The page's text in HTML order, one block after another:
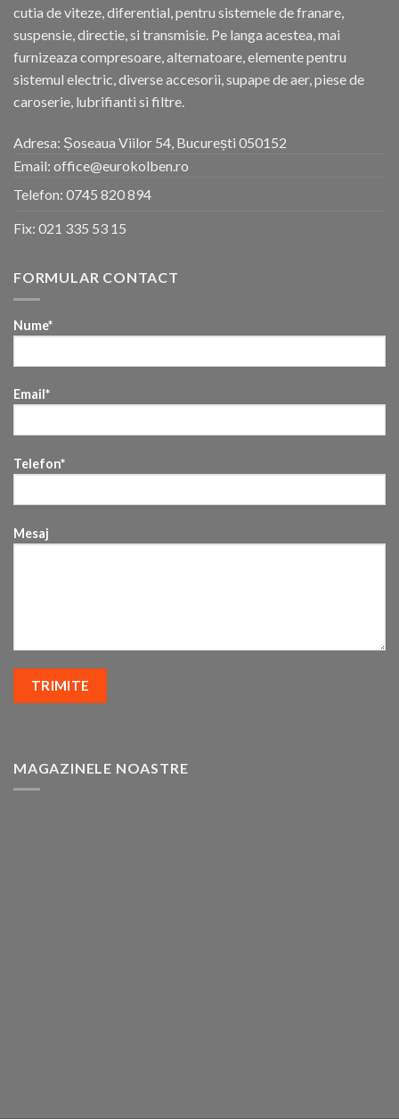
cutia de viteze, diferential, pentru sistemele de franare,
suspensie, directie, si transmisie. Pe langa acestea, mai
furnizeaza compresoare, alternatoare, elemente pentru
sistemul electric, diverse accesorii, supape de aer, piese de
caroserie, lubrifianti si filtre.
Adresa: Șoseaua Viilor 54, București 050152
Email: office@eurokolben.ro
Telefon: 0745 820 894
Fix: 021 335 53 15
FORMULAR CONTACT
Nume*
Email*
Telefon*
Mesaj
MAGAZINELE NOASTRE